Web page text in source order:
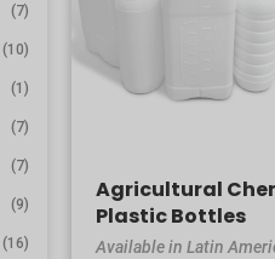
(7)
(10)
(1)
(7)
(7)
(9)
(16)
Agricultural
Plastic Bottles
Available in Latin